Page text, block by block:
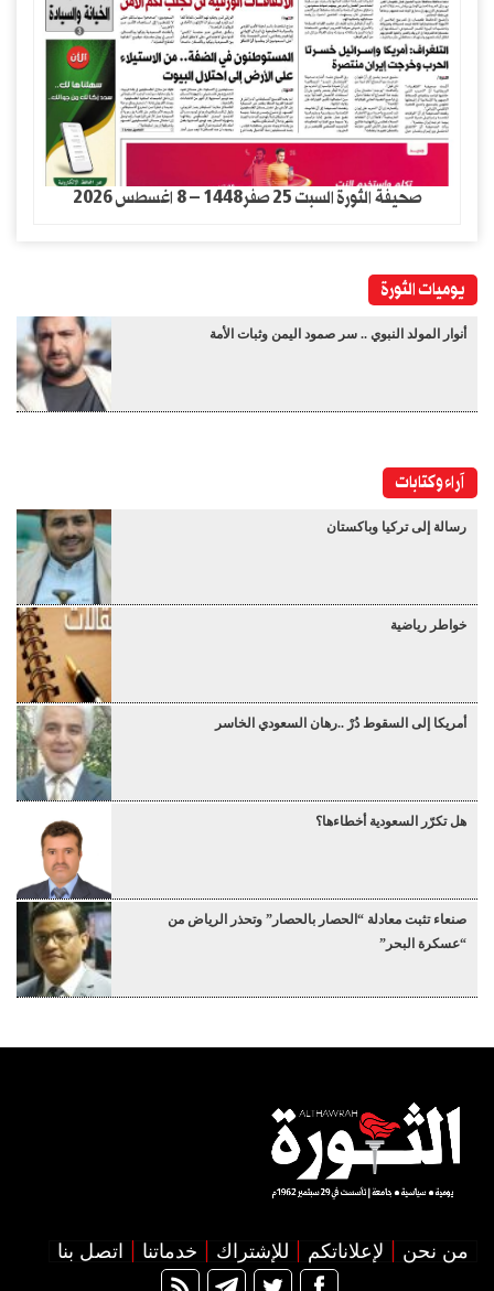
صحيفة الثورة السبت 25 صفر1448 – 8 اغسطس 2026
يوميات الثورة
أنوار المولد النبوي .. سر صمود اليمن وثبات الأمة
آراء وكتابات
رسالة إلى تركيا وباكستان
خواطر رياضية
أمريكا إلى السقوط دُرْ ..رهان السعودي الخاسر
هل تكرّر السعودية أخطاءها؟
صنعاء تثبت معادلة “الحصار بالحصار” وتحذر الرياض من
“عسكرة البحر”
من نحن لإعلاناتكم للإشتراك خدماتنا اتصل بنا